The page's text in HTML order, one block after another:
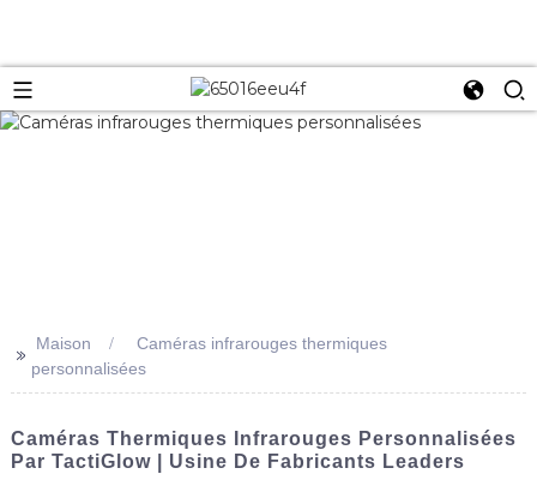
>> Maison
Caméras infrarouges thermiques
personnalisées
Caméras Thermiques Infrarouges Personnalisées
Par TactiGlow | Usine De Fabricants Leaders